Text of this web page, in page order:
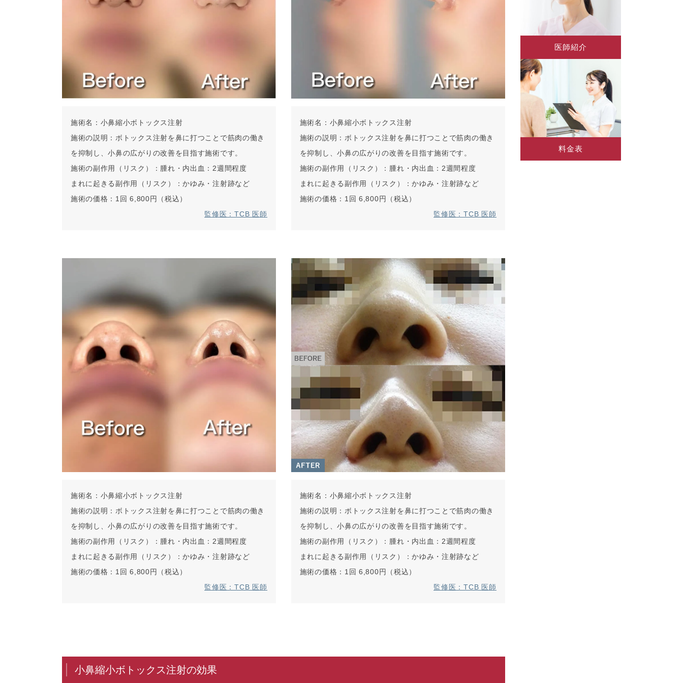
施術名： 小鼻縮小ボトックス注射
施術の説明： ボトックス注射を鼻に打つことで筋肉の働き
を抑制し、小鼻の広がりの改善を目指す施術です。
施術の副作用（リスク）： 腫れ・内出血：2週間程度
まれに起きる副作用（リスク）：かゆみ・注射跡など
施術の価格： 1回 6,800円（税込）
監修医：TCB 医師
施術名： 小鼻縮小ボトックス注射
施術の説明： ボトックス注射を鼻に打つことで筋肉の働き
を抑制し、小鼻の広がりの改善を目指す施術です。
施術の副作用（リスク）： 腫れ・内出血：2週間程度
まれに起きる副作用（リスク）：かゆみ・注射跡など
施術の価格： 1回 6,800円（税込）
監修医：TCB 医師
施術名： 小鼻縮小ボトックス注射
施術の説明：ボトックス注射を鼻に打つことで筋肉の働き
を抑制し、小鼻の広がりの改善を目指す施術です。
施術の副作用（リスク）： 腫れ・内出血：2週間程度
まれに起きる副作用（リスク）：かゆみ・注射跡など
施術の価格： 1回 6,800円（税込）
監修医：TCB 医師
施術名： 小鼻縮小ボトックス注射
施術の説明： ボトックス注射を鼻に打つことで筋肉の働き
を抑制し、小鼻の広がりの改善を目指す施術です。
施術の副作用（リスク）： 腫れ・内出血：2週間程度
まれに起きる副作用（リスク）：かゆみ・注射跡など
施術の価格： 1回 6,800円（税込）
監修医：TCB 医師
小鼻縮小ボトックス注射の効果
医師紹介
料金表